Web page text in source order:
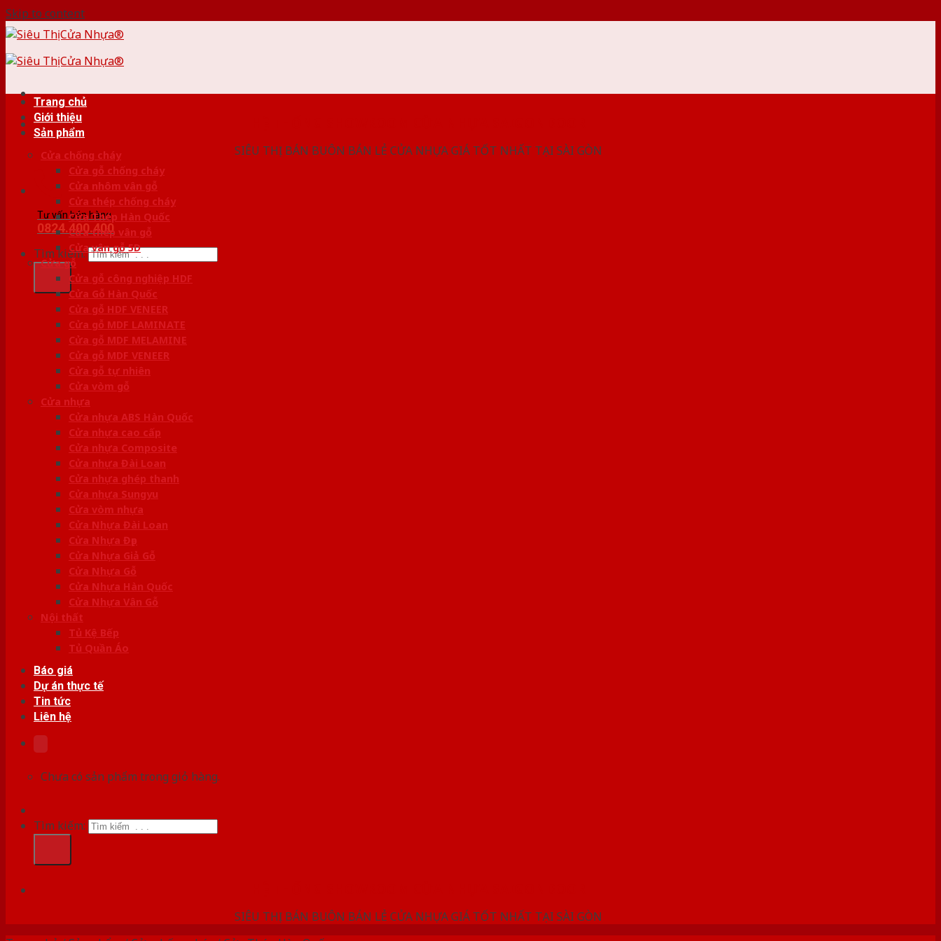
Skip to content
SIÊU THỊ BÁN BUÔN BÁN LẺ CỬA NHỰA GIÁ TỐT NHẤT TẠI SÀI GÒN
Tư vấn bán hàng
0824.400.400
Tìm kiếm:
Trang chủ
Giới thiệu
Sản phẩm
Cửa chống cháy
Cửa gỗ chống cháy
Cửa nhôm vân gỗ
Cửa thép chống cháy
Cửa Thép Hàn Quốc
Cửa thép vân gỗ
Cửa vân gỗ 5D
Cửa gỗ
Cửa gỗ công nghiệp HDF
Cửa Gỗ Hàn Quốc
Cửa gỗ HDF VENEER
Cửa gỗ MDF LAMINATE
Cửa gỗ MDF MELAMINE
Cửa gỗ MDF VENEER
Cửa gỗ tự nhiên
Cửa vòm gỗ
Cửa nhựa
Cửa nhựa ABS Hàn Quốc
Cửa nhựa cao cấp
Cửa nhựa Composite
Cửa nhựa Đài Loan
Cửa nhựa ghép thanh
Cửa nhựa Sungyu
Cửa vòm nhựa
Cửa Nhựa Đài Loan
Cửa Nhựa Đẹp
Cửa Nhựa Giả Gỗ
Cửa Nhựa Gỗ
Cửa Nhựa Hàn Quốc
Cửa Nhựa Vân Gỗ
Nội thất
Tủ Kệ Bếp
Tủ Quần Áo
Báo giá
Dự án thực tế
Tin tức
Liên hệ
Chưa có sản phẩm trong giỏ hàng.
Tìm kiếm:
SIÊU THỊ BÁN BUÔN BÁN LẺ CỬA NHỰA GIÁ TỐT NHẤT TẠI SÀI GÒN